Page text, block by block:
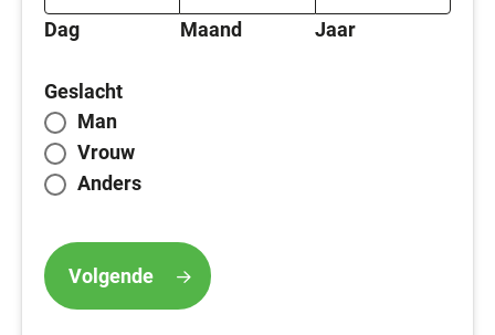
Dag Maand Jaar
Geslacht
Man
Vrouw
Anders
Volgende